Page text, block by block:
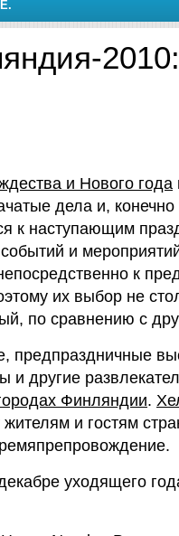
и Нового года
дела и, конечно
к наступающим
и
к
их выбор не
по сравнению с
предпраздничные
и другие
Финляндии.
и гостям
уходящего